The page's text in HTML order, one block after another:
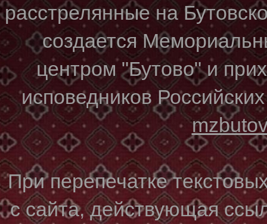
расстрелянные на
создается
центром "Бутово" и
исповедников
При перепечатке
с сайта, действующая